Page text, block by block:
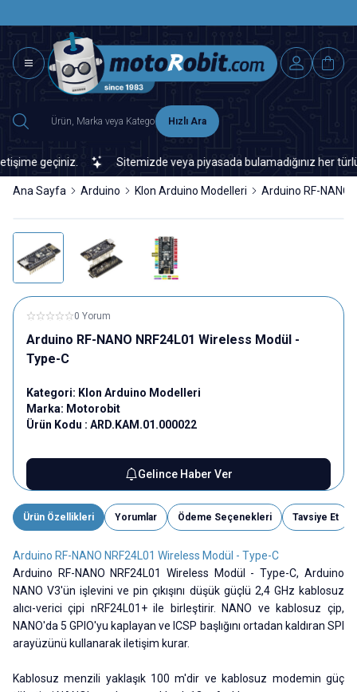
Hızlı Ara
geçiniz. Sitemizde veya piyasada bulamadığınız her türlü
Ana Sayfa Arduino Klon Arduino Modelleri Arduino RF-NANO
0 Yorum
Arduino RF-NANO NRF24L01 Wireless Modül -
Type-C
Kategori: Klon Arduino Modelleri
Marka: Motorobit
Ürün Kodu : ARD.KAM.01.000022
Gelince Haber Ver
Ürün Özellikleri Yorumlar Ödeme Seçenekleri Tavsiye Et
Arduino RF-NANO NRF24L01 Wireless Modül - Type-C
Arduino RF-NANO NRF24L01 Wireless Modül - Type-C, Arduino
NANO V3'ün işlevini ve pin çıkışını düşük güçlü 2,4 GHz kablosuz
alıcı-verici çipi nRF24L01+ ile birleştirir. NANO ve kablosuz çip,
NANO'da 5 GPIO'yu kaplayan ve ICSP başlığını ortadan kaldıran SPI
arayüzünü kullanarak iletişim kurar.
Kablosuz menzili yaklaşık 100 m'dir ve kablosuz modemin güç